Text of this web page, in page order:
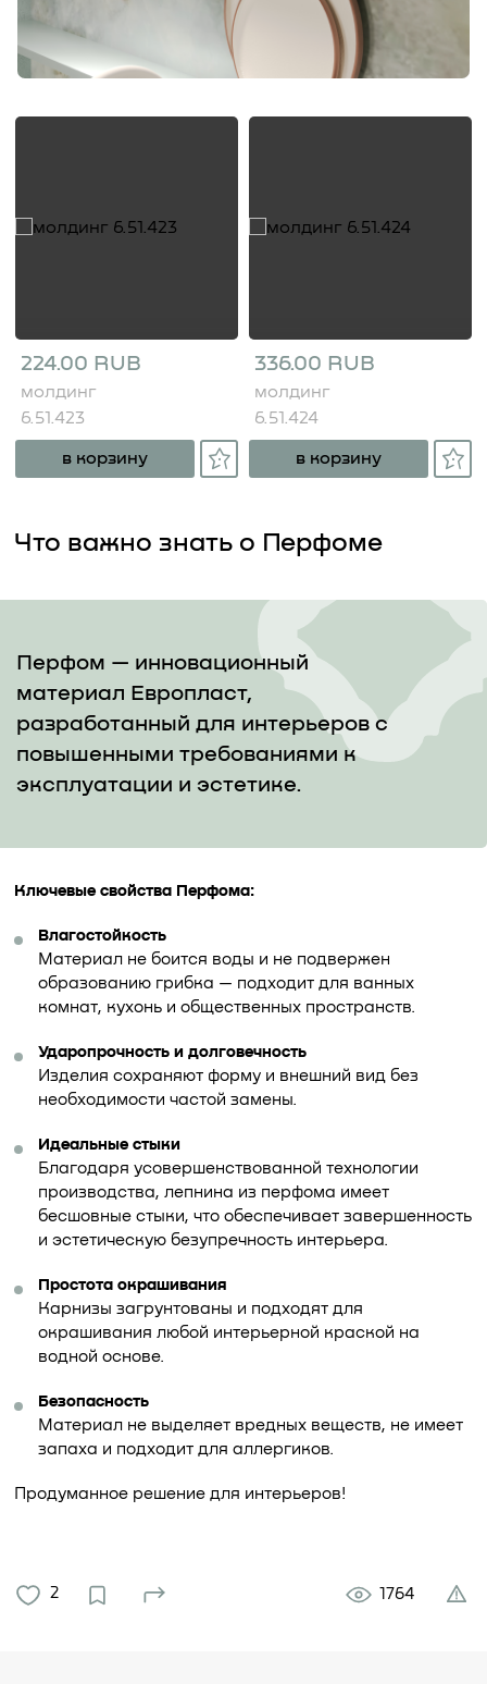
224.00 RUB
молдинг
6.51.423
в корзину
336.00 RUB
молдинг
6.51.424
в корзину
Что важно знать о Перфоме
Перфом — инновационный
материал Европласт,
разработанный для интерьеров с
повышенными требованиями к
эксплуатации и эстетике.
Ключевые свойства Перфома:
Влагостойкость
Материал не боится воды и не подвержен
образованию грибка — подходит для ванных
комнат, кухонь и общественных пространств.
Ударопрочность и долговечность
Изделия сохраняют форму и внешний вид без
необходимости частой замены.
Идеальные стыки
Благодаря усовершенствованной технологии
производства, лепнина из перфома имеет
бесшовные стыки, что обеспечивает завершенность
и эстетическую безупречность интерьера.
Простота окрашивания
Карнизы загрунтованы и подходят для
окрашивания любой интерьерной краской на
водной основе.
Безопасность
Материал не выделяет вредных веществ, не имеет
запаха и подходит для аллергиков.
Продуманное решение для интерьеров!
2 1764